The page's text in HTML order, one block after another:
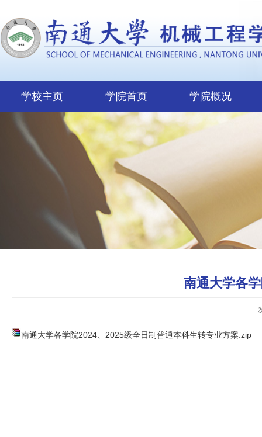
学校主页 学院首页 学院概况
南通大学各
南通大学各学院2024、2025级全日制普通本科生转专业方案.zip